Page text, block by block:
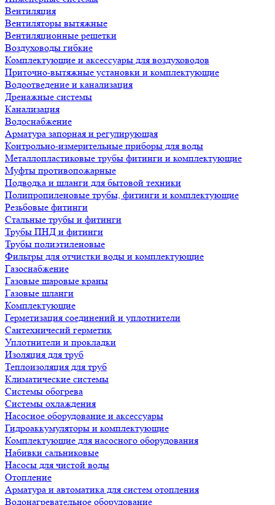
Вентиляция
Вентиляторы вытяжные
Вентиляционные решетки
Воздуховоды гибкие
Комплектующие и аксессуары для воздуховодов
Приточно-вытяжные установки и комплектующие
Водоотведение и канализация
Дренажные системы
Канализация
Водоснабжение
Арматура запорная и регулирующая
Контрольно-измерительные приборы для воды
Металлопластиковые трубы фитинги и комплектующие
Муфты противопожарные
Подводка и шланги для бытовой техники
Полипропиленовые трубы, фитинги и комплектующие
Резьбовые фитинги
Стальные трубы и фитинги
Трубы ПНД и фитинги
Трубы полиэтиленовые
Фильтры для отчистки воды и комплектующие
Газоснабжение
Газовые шаровые краны
Газовые шланги
Комплектующие
Герметизация соединений и уплотнители
Сантехничесий герметик
Уплотнители и прокладки
Изоляция для труб
Теплоизоляция для труб
Климатические системы
Системы обогрева
Системы охлаждения
Насосное оборудование и аксессуары
Гидроаккумуляторы и комплектующие
Комплектующие для насосного оборудования
Набивки сальниковые
Насосы для чистой воды
Отопление
Арматура и автоматика для систем отопления
Водонагревательное оборудование